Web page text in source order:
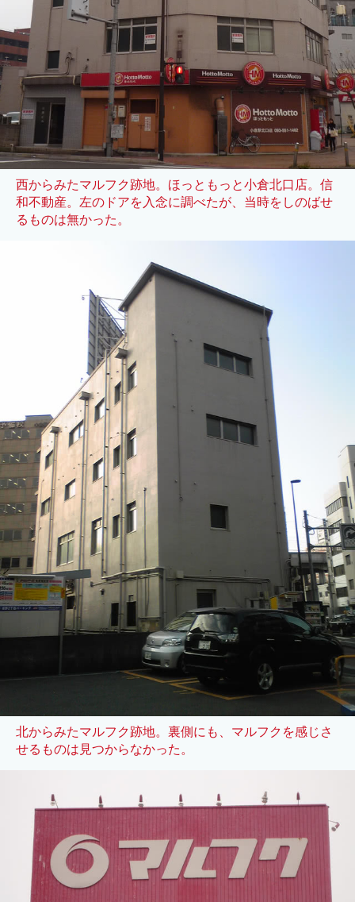
西からみたマルフク跡地。ほっともっと小倉北口店。信
和不動産。左のドアを入念に調べたが、当時をしのばせ
るものは無かった。
北からみたマルフク跡地。裏側にも、マルフクを感じさ
せるものは見つからなかった。